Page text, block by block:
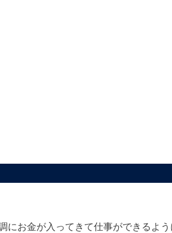
お金が入ってきて仕事ができるよ